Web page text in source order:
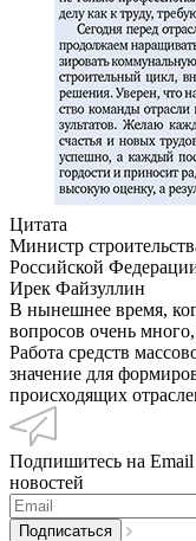
Цитата
Министр
Российской
Ирек Файзуллин
В нынешнее время,
вопросов очень
Работа средств
значение для
происходящих
Подпишитесь на Email
новостей